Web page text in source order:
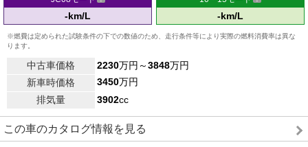
-km/L -km/L
※燃費は定められた試験条件の下での数値のため、走行条件等により実際の燃料消費率は異な
ります。
中古車価格 2230万円～3848万円
新車時価格
3450万円
排気量
3902cc
この車のカタログ情報を見る